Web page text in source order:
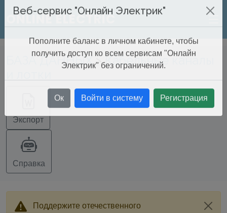
ONLINE ELECTRIC
БАЗА ДАННЫХ>Кабельные каналы
Экспорт
Справка
Поддержите отечественного
Веб-сервис "Онлайн Электрик"
Пополните баланс в личном кабинете, чтобы
получить доступ ко всем сервисам "Онлайн
Ок Войти в систему Регистрация